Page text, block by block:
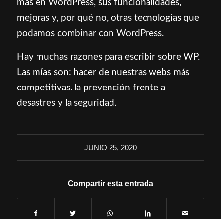
más en WordPress, sus funcionalidades,
mejoras y, por qué no, otras tecnologías que
podamos combinar con WordPress.
Hay muchas razones para escribir sobre WP.
Las mías son: hacer de nuestras webs más
competitivas. la prevención frente a
desastres y la seguridad.
JUNIO 25, 2020
Compartir esta entrada